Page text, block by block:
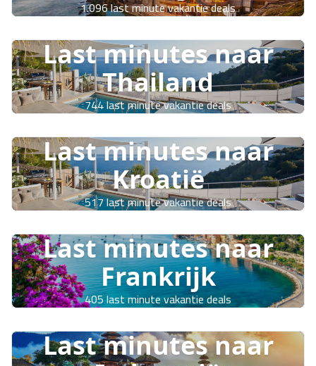
1.096 last minute vakantie deals
Last minutes naar
Thailand
744 last minute vakantie deals
Last minutes naar
Kroatië
517 last minute vakantie deals
Last minutes naar
Frankrijk
405 last minute vakantie deals
Last minutes naar